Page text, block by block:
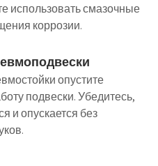
использовать смазочные
коррозии.
опустите
подвески. Убедитесь,
и опускается без